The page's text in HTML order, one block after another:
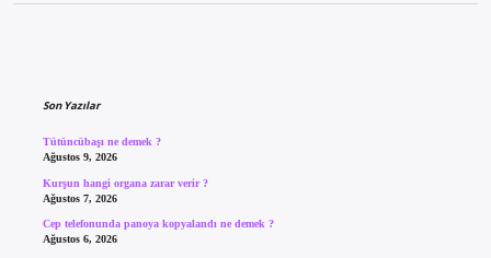
Son Yazılar
Tütüncübaşı ne demek ?
Ağustos 9, 2026
Kurşun hangi organa zarar verir ?
Ağustos 7, 2026
Cep telefonunda panoya kopyalandı ne demek ?
Ağustos 6, 2026